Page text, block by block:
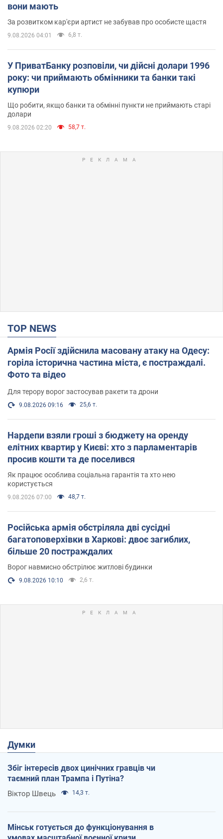
вони мають
За розвитком кар'єри артист не забував про особисте щастя
9.08.2026 04:01 6,8 т.
У ПриватБанку розповіли, чи дійсні долари 1996
року: чи приймають обмінники та банки такі
купюри
Що робити, якщо банки та обмінні пункти не приймають старі
долари
9.08.2026 02:20 58,7 т.
TOP NEWS
Армія Росії здійснила масовану атаку на Одесу:
горіла історична частина міста, є постраждалі.
Фото та відео
Для терору ворог застосував ракети та дрони
9.08.2026 09:16 25,6 т.
Нардепи взяли гроші з бюджету на оренду
елітних квартир у Києві: хто з парламентарів
просив кошти та де поселився
Як працює особлива соціальна гарантія та хто нею
користується
9.08.2026 07:00 48,7 т.
Російська армія обстріляла дві сусідні
багатоповерхівки в Харкові: двоє загиблих,
більше 20 постраждалих
Ворог навмисно обстрілює житлові будинки
9.08.2026 10:10 2,6 т.
Думки
Збіг інтересів двох цинічних гравців чи
таємний план Трампа і Путіна?
Віктор Швець 14,3 т.
Мінськ готується до функціонування в